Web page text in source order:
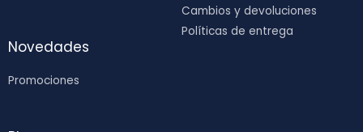
Novedades
Promociones
Cambios y devoluciones
Políticas de entrega